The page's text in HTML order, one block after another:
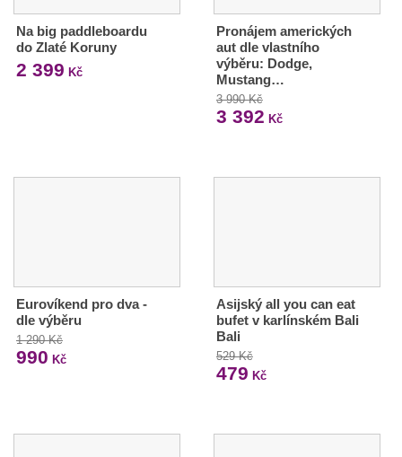
Na big paddleboardu
do Zlaté Koruny
2 399 Kč
Pronájem amerických
aut dle vlastního
výběru: Dodge,
Mustang…
3 990 Kč
3 392 Kč
Eurovíkend pro dva -
dle výběru
1 290 Kč
990 Kč
Asijský all you can eat
bufet v karlínském Bali
Bali
529 Kč
479 Kč